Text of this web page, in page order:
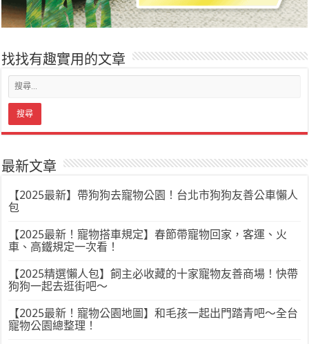
找找有趣實用的文章
最新文章
【2025最新】帶狗狗去寵物公園！台北市狗狗友善公車懶人
包
【2025最新！寵物搭車規定】春節帶寵物回家，客運、火
車、高鐵規定一次看！
【2025精選懶人包】飼主必收藏的十家寵物友善商場！快帶
狗狗一起去逛街吧～
【2025最新！寵物公園地圖】和毛孩一起出門踏青吧～全台
寵物公園總整理！